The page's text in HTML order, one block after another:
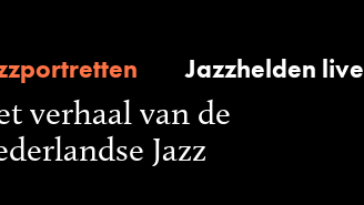
Jazzhelden live
verhaal van de
Jazz